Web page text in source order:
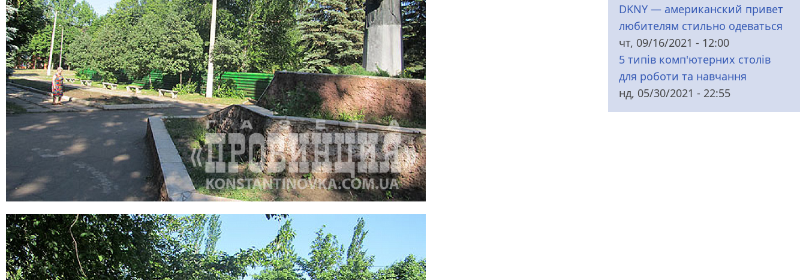
DKNY — американский привет
любителям стильно одеваться
чт, 09/16/2021 - 12:00
5 типів комп'ютерних столів
для роботи та навчання
нд, 05/30/2021 - 22:55